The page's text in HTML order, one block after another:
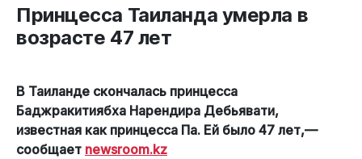
Принцесса Таиланда умерла в
возрасте 47 лет
В Таиланде скончалась принцесса
Баджракитиябха Нарендира Дебьявати,
известная как принцесса Па. Ей было 47 лет,—
сообщает newsroom.kz